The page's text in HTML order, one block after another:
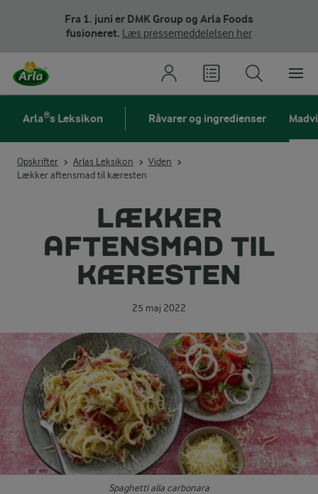
Fra 1. juni er DMK Group og Arla Foods
fusioneret. Læs pressemeddelelsen her
Arla®s Leksikon Råvarer og ingredienser
Opskrifter Arlas Leksikon
Viden
Lækker aftensmad til kæresten
LÆKKER
AFTENSMAD TIL
KÆRESTEN
25 maj 2022
Spaghetti alla carbonara